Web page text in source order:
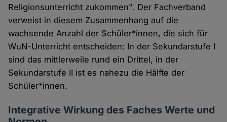
Religionsunterricht zukommen". Der Fachverband
verweist in diesem Zusammenhang auf die
wachsende Anzahl der Schüler*innen, die sich für
WuN-Unterricht entscheiden: In der Sekundarstufe I
sind das mittlerweile rund ein Drittel, in der
Sekundarstufe II ist es nahezu die Hälfte der
Schüler*innen.
Integrative Wirkung des Faches Werte und